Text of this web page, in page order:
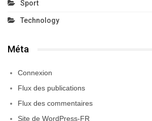
Sport
Technology
Méta
Connexion
Flux des publications
Flux des commentaires
Site de WordPress-FR